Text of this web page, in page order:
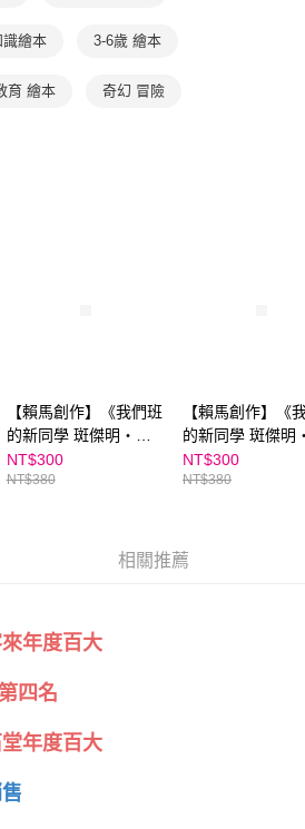
司。
請瀏覽以下網址：
得法定代理人或監護人之同意方可使用
時，將依據個別帳號之用戶狀況，依本公司即
用他人資訊註冊。若發現惡意使用之情形，
繪本 3-6歲 繪本
育 繪本 奇幻 冒險
【賴馬創作】《我們班
的新同學 斑傑明‧馬
利》（附CD）★SEL
情緒教育推薦
NT$300
NT$380
【賴馬創作】《
的新同學 斑傑
利》（附CD）
NT$300
NT$380
相關推薦
年度百大
四名
年度百大